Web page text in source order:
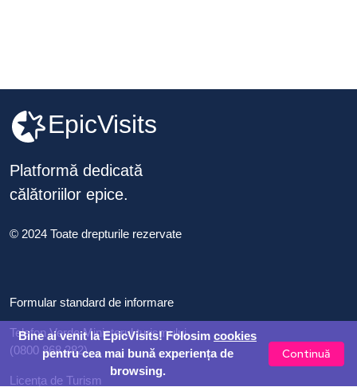
EpicVisits
Platformă dedicată
călătoriilor epice.
© 2024 Toate drepturile rezervate
Formular standard de informare
Telefon Verde Ministerul turismului
(0800 868 282)
Licența de Turism
Bine ai venit la EpicVisits! Folosim cookies
pentru cea mai bună experiența de
browsing.
Continuă